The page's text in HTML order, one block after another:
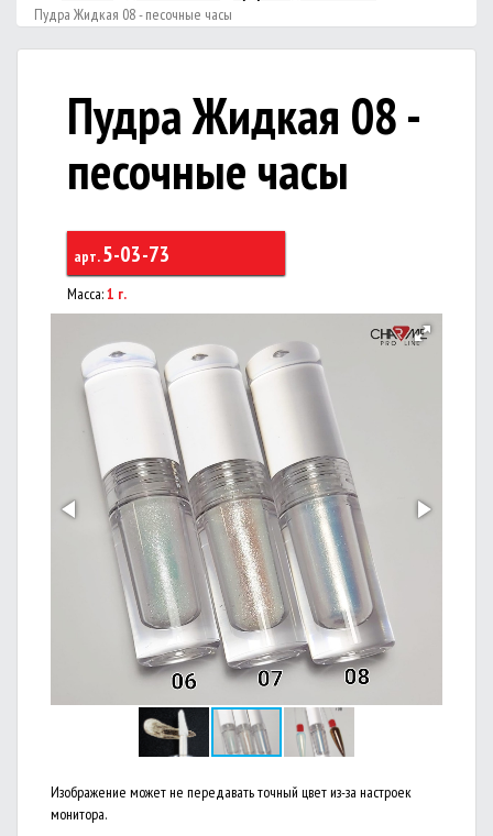
Пудра Жидкая 08 - песочные часы
Пудра Жидкая 08 -
песочные часы
арт.5-03-73
Масса:1 г.
Изображение может не передавать точный цвет из-за настроек
монитора.